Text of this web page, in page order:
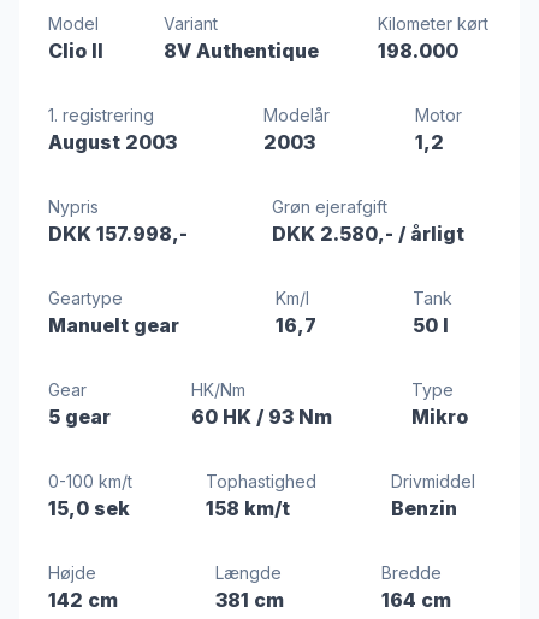
Model
Clio II
Variant
8V Authentique
Kilometer kørt
198.000
1. registrering
August 2003
Modelår
2003
Motor
1,2
Nypris
DKK 157.998,-
Grøn ejerafgift
DKK 2.580,- / årligt
Geartype
Manuelt gear
Km/l
16,7
Tank
50 l
Gear
5 gear
HK/Nm
60 HK / 93 Nm
Type
Mikro
0-100 km/t
15,0 sek
Tophastighed
158 km/t
Drivmiddel
Benzin
Højde
142 cm
Længde
381 cm
Bredde
164 cm